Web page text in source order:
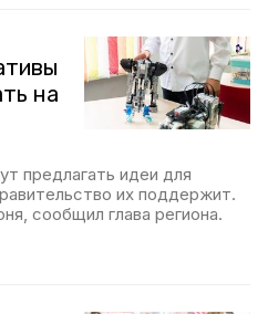
на
предлагать идеи для
их поддержит.
сообщил глава региона.